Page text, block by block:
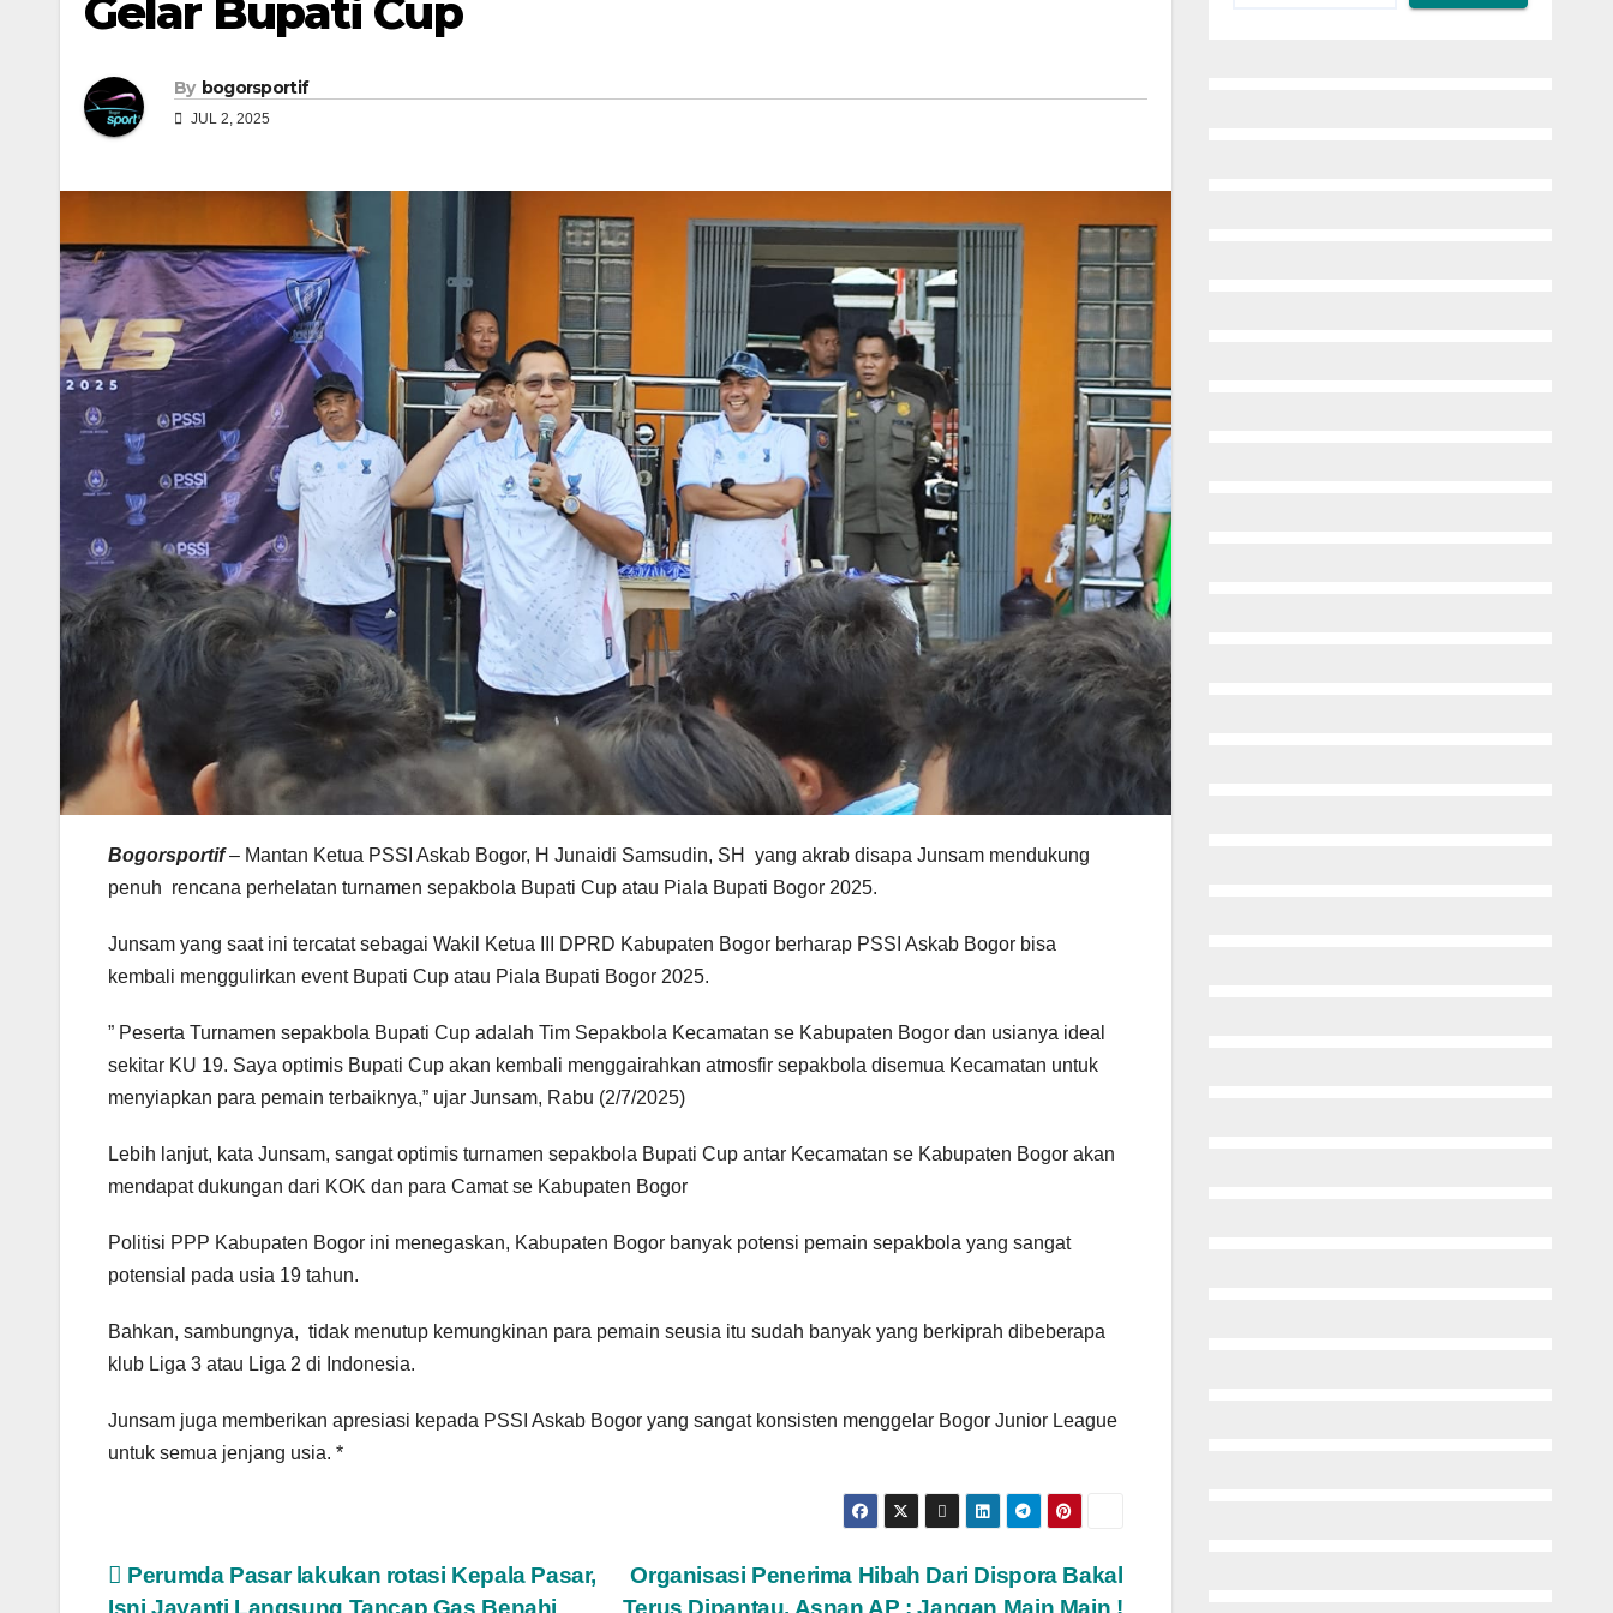
Gelar Bupati Cup
By bogorsportif
JUL 2, 2025
Bogorsportif– Mantan Ketua PSSI Askab Bogor, H Junaidi Samsudin, SH yang akrab disapa Junsam mendukung
penuh rencana perhelatan turnamen sepakbola Bupati Cup atau Piala Bupati Bogor 2025.
Junsam yang saat ini tercatat sebagai Wakil Ketua III DPRD Kabupaten Bogor berharap PSSI Askab Bogor bisa
kembali menggulirkan event Bupati Cup atau Piala Bupati Bogor 2025.
” Peserta Turnamen sepakbola Bupati Cup adalah Tim Sepakbola Kecamatan se Kabupaten Bogor dan usianya ideal
sekitar KU 19. Saya optimis Bupati Cup akan kembali menggairahkan atmosfir sepakbola disemua Kecamatan untuk
menyiapkan para pemain terbaiknya,” ujar Junsam, Rabu (2/7/2025)
Lebih lanjut, kata Junsam, sangat optimis turnamen sepakbola Bupati Cup antar Kecamatan se Kabupaten Bogor akan
mendapat dukungan dari KOK dan para Camat se Kabupaten Bogor
Politisi PPP Kabupaten Bogor ini menegaskan, Kabupaten Bogor banyak potensi pemain sepakbola yang sangat
potensial pada usia 19 tahun.
Bahkan, sambungnya, tidak menutup kemungkinan para pemain seusia itu sudah banyak yang berkiprah dibeberapa
klub Liga 3 atau Liga 2 di Indonesia.
Junsam juga memberikan apresiasi kepada PSSI Askab Bogor yang sangat konsisten menggelar Bogor Junior League
untuk semua jenjang usia. *
Navigasi
Organisasi Penerima Hibah Dari Dispora Bakal
Perumda Pasar lakukan rotasi Kepala Pasar,